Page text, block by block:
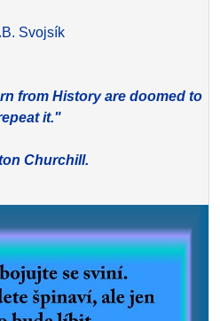
Svojsík
from History are doomed to
it."
Churchill.